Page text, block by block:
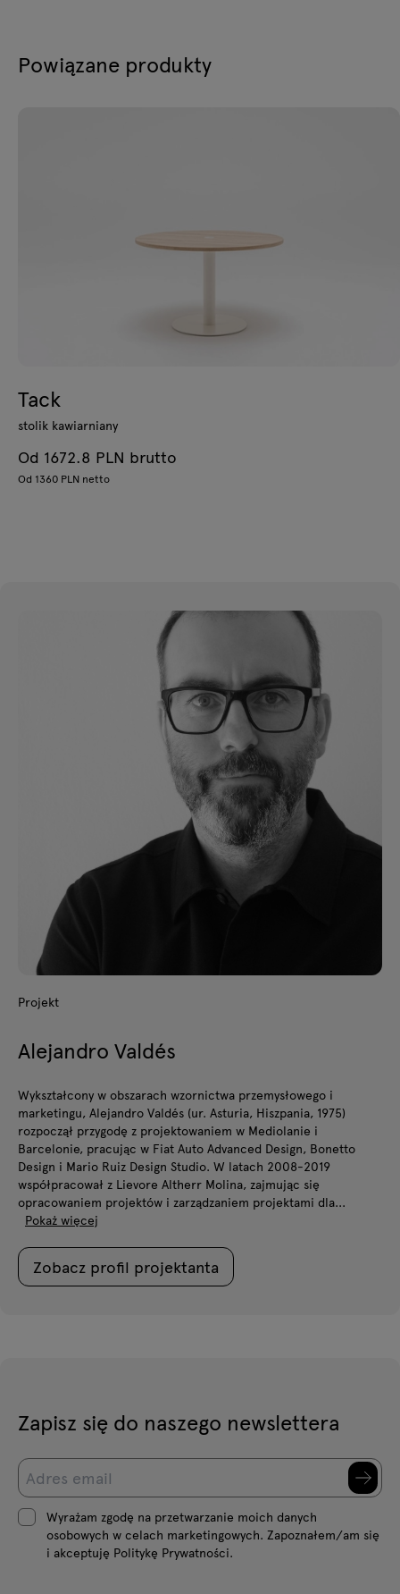
Powiązane produkty
Tack
stolik kawiarniany
Od 1672.8 PLN brutto
Od 1360 PLN netto
Projekt
Alejandro Valdés
Wykształcony w obszarach wzornictwa przemysłowego i
marketingu, Alejandro Valdés (ur. Asturia, Hiszpania, 1975)
rozpoczął przygodę z projektowaniem w Mediolanie i
Barcelonie, pracując w Fiat Auto Advanced Design, Bonetto
Design i Mario Ruiz Design Studio. W latach 2008-2019
współpracował z Lievore Altherr Molina, zajmując się
opracowaniem projektów i zarządzaniem projektami dla...
Pokaż więcej
Zobacz profil projektanta
Zapisz się do naszego newslettera
Wyrażam zgodę na przetwarzanie moich danych
osobowych w celach marketingowych. Zapoznałem/am się
i akceptuję Politykę Prywatności.